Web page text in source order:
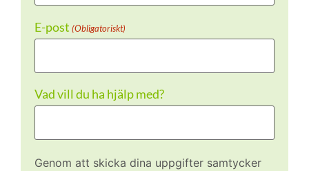
E-post (Obligatoriskt)
Vad vill du ha hjälp med?
Genom att skicka dina uppgifter samtycker